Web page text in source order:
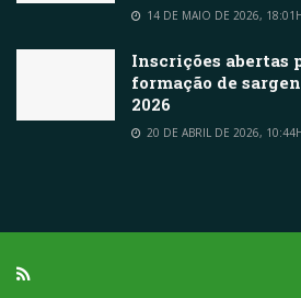
14 DE MAIO DE 2026,
Inscrições abertas
formação de
2026
20 DE ABRIL DE 2026,